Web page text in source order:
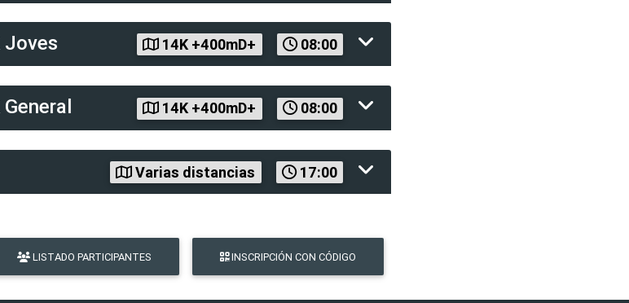
Joves 14K +400mD+ 08:00
14K +400mD+ 08:00
Varias distancias 17:00
LISTADO PARTICIPANTES INSCRIPCIÓN CON CÓDIGO